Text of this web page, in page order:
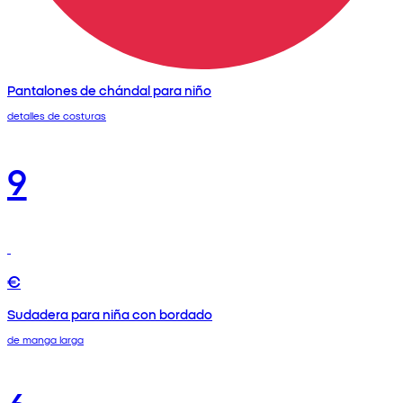
Pantalones de chándal para niño
detalles de costuras
9
€
Sudadera para niña con bordado
de manga larga